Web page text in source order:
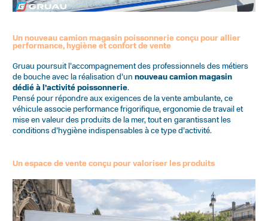
Un nouveau camion magasin poissonnerie conçu pour allier
performance, hygiène et confort de vente
Gruau poursuit l’accompagnement des professionnels des métiers
de bouche avec la réalisation d’unnouveau camion magasin
dédié à l’activité poissonnerie.
Pensé pour répondre aux exigences de la vente ambulante, ce
véhicule associe performance frigorifique, ergonomie de travail et
mise en valeur des produits de la mer, tout en garantissant les
conditions d’hygiène indispensables à ce type d’activité.
Un espace de vente conçu pour valoriser les produits